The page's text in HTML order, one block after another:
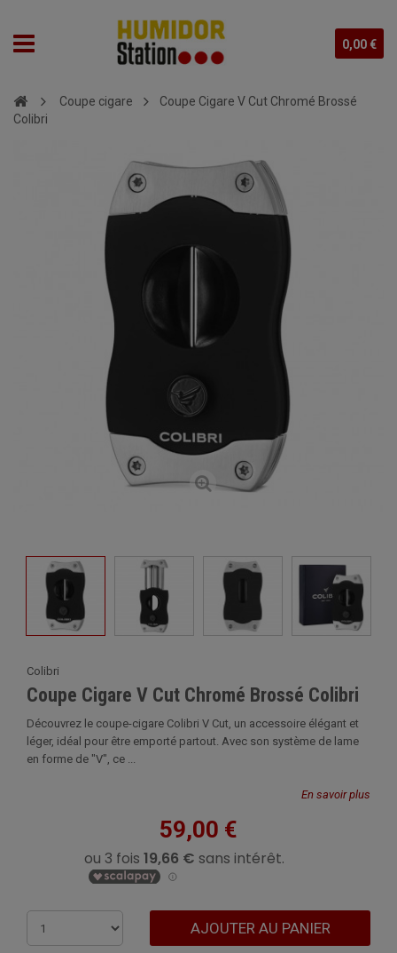
0,00 €
Coupe cigare
Coupe Cigare V Cut Chromé Brossé
Colibri
Colibri
Coupe Cigare V Cut Chromé Brossé Colibri
Découvrez le coupe-cigare Colibri V Cut, un accessoire élégant et
léger, idéal pour être emporté partout. Avec son système de lame
en forme de "V", ce ...
En savoir plus
59,00 €
AJOUTER AU PANIER